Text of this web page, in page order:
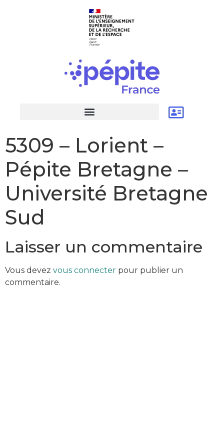
5309 – Lorient –
Pépite Bretagne –
Université Bretagne
Sud
Laisser un commentaire
Vous devez vous connecter pour publier un
commentaire.